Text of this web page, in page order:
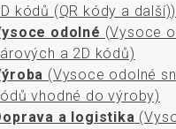
kódů (QR kódy a další))
odolné (Vysoce
a 2D kódů)
(Vysoce odolné
vhodné do výroby)
a logistika